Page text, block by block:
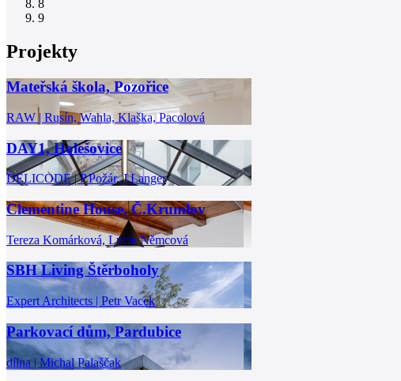
Projekty
Mateřská škola, Pozořice
DAY1, Holešovice
Clementine House, Č.Krumlov
SBH Living Štěrboholy
Parkovací dům, Pardubice
28.07
INTRO 30 – VODA: aktuální vydání je již k zakoupení na e-shopu
0
11:50|Kroměřížská radnice získala stavební povolení na sportovní halu